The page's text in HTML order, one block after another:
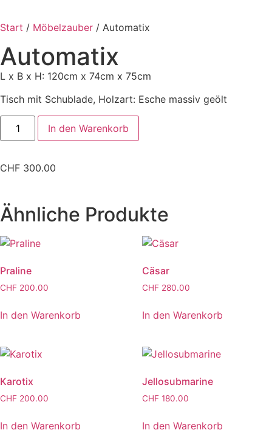
Sommer
Herbst
Start / Möbelzauber / Automatix
Automatix
L x B x H: 120cm x 74cm x 75cm
Tisch mit Schublade, Holzart: Esche massiv geölt
In den Warenkorb
CHF 300.00
Ähnliche Produkte
Praline
CHF 200.00
In den Warenkorb
Cäsar
CHF 280.00
In den Warenkorb
Karotix
CHF 200.00
In den Warenkorb
Jellosubmarine
CHF 180.00
In den Warenkorb